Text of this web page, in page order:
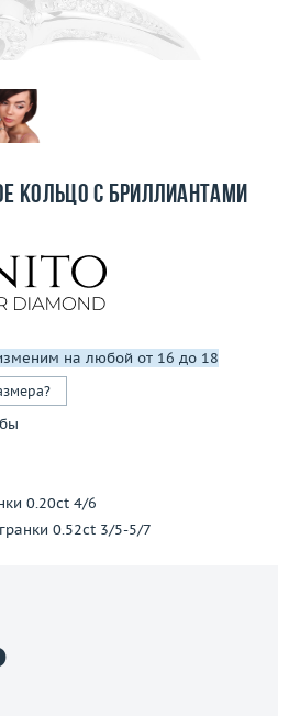
кольцо с бриллиантами
на любой от 16 до 18
0.20ct 4/6
0.52ct 3/5-5/7